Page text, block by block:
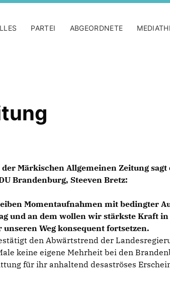
PARTEI ABGEORDNETE
Märkischen Allgemeinen Zeitung sagt
Brandenburg, Steeven Bretz:
Momentaufnahmen mit bedingter
und an dem wollen wir stärkste Kraft
Weg konsequent fortsetzen.
den Abwärtstrend der
keine eigene Mehrheit bei den
für ihr anhaltend desaströses